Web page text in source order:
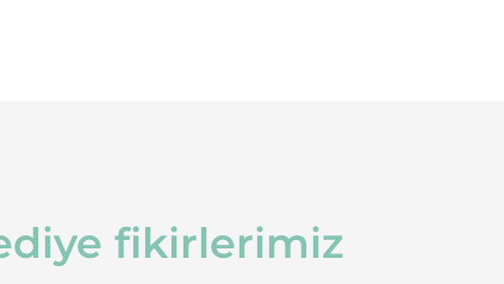
fikirlerimiz